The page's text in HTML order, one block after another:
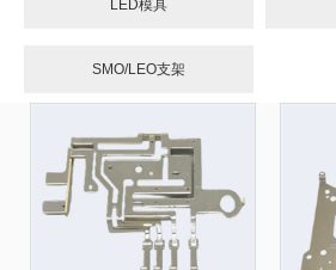
LED模具
SMO/LEO支架